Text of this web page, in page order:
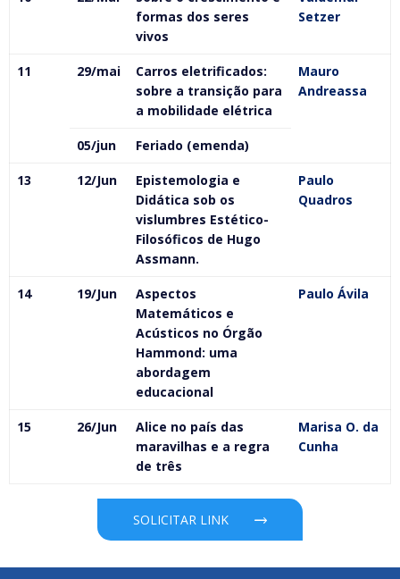
formas dos seres
vivos
Setzer
11 29/mai
Carros eletrificados:
sobre a transição para
a mobilidade elétrica
Mauro
Andreassa
05/jun Feriado (emenda)
13 12/Jun
Epistemologia e
Didática sob os
vislumbres Estético-
Filosóficos de Hugo
Assmann.
Paulo
Quadros
14 19/Jun
Aspectos
Matemáticos e
Acústicos no Órgão
Hammond: uma
abordagem
educacional
Paulo Ávila
15 26/Jun
Alice no país das
maravilhas e a regra
de três
Marisa O. da
Cunha
SOLICITAR LINK